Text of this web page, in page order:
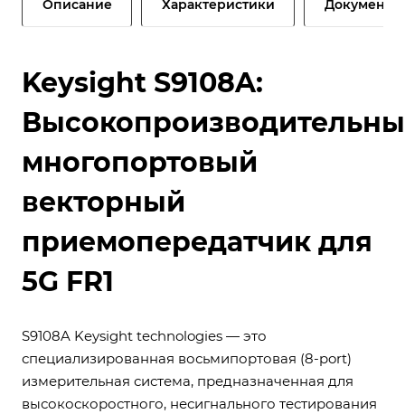
Описание Характеристики Документы
Keysight S9108A:
многопортовый
векторный
приемопередатчик для
5G FR1
S9108A Keysight technologies — это
специализированная восьмипортовая (8-port)
измерительная система, предназначенная для
высокоскоростного, несигнального тестирования